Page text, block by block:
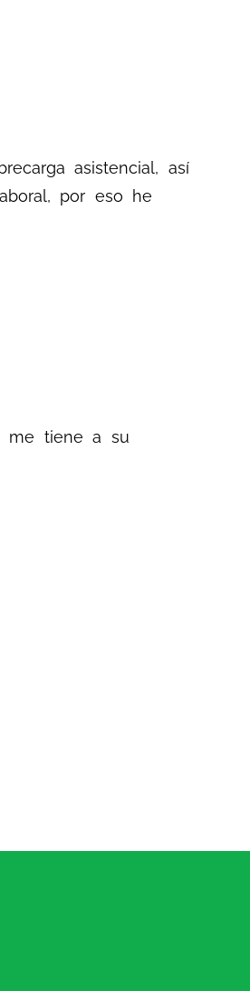
asistencial, así
por eso he
me tiene a su